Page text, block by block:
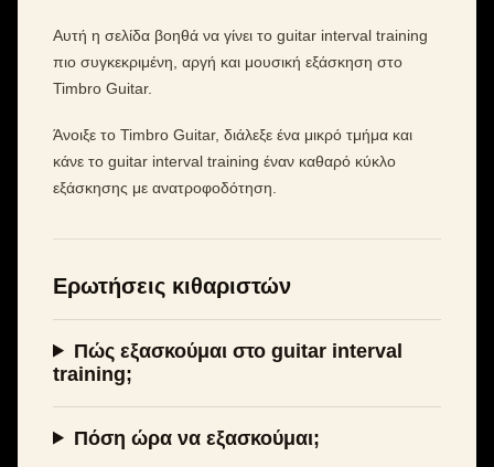
Αυτή η σελίδα βοηθά να γίνει το guitar interval training
πιο συγκεκριμένη, αργή και μουσική εξάσκηση στο
Timbro Guitar.
Άνοιξε το Timbro Guitar, διάλεξε ένα μικρό τμήμα και
κάνε το guitar interval training έναν καθαρό κύκλο
εξάσκησης με ανατροφοδότηση.
Ερωτήσεις κιθαριστών
Πώς εξασκούμαι στο guitar interval
training;
Πόση ώρα να εξασκούμαι;